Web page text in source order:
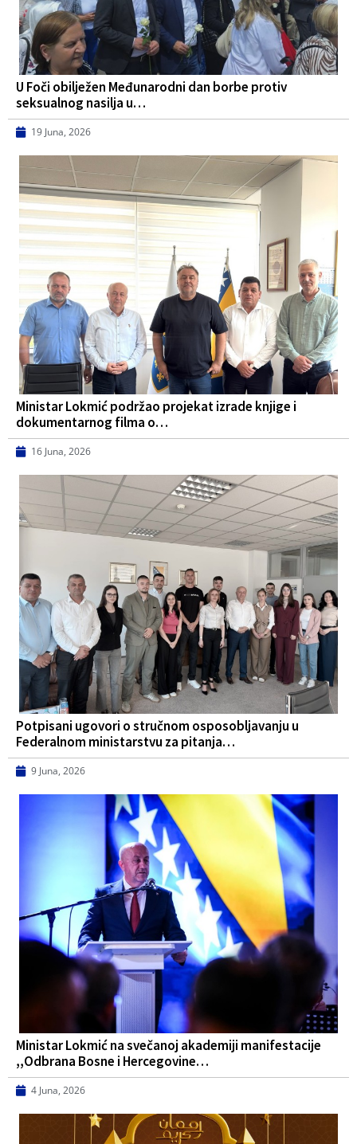
U Foči obilježen Međunarodni dan borbe protiv
seksualnog nasilja u…
19 Juna, 2026
Ministar Lokmić podržao projekat izrade knjige i
dokumentarnog filma o…
16 Juna, 2026
Potpisani ugovori o stručnom osposobljavanju u
Federalnom ministarstvu za pitanja…
9 Juna, 2026
Ministar Lokmić na svečanoj akademiji manifestacije
,,Odbrana Bosne i Hercegovine…
4 Juna, 2026